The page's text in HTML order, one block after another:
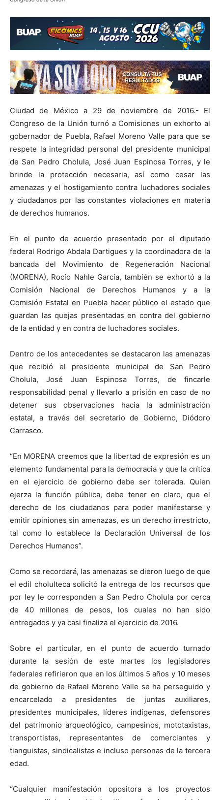
Ciudad de México a 29 de noviembre de 2016.- El
Congreso de la Unión turnó a Comisiones un exhorto al
gobernador de Puebla, Rafael Moreno Valle para que se
respete la integridad personal del presidente municipal
de San Pedro Cholula, José Juan Espinosa Torres, y le
brinde la protección necesaria, así como cesar las
amenazas y el hostigamiento contra luchadores sociales
y ciudadanos por las constantes violaciones en materia
de derechos humanos.
En el punto de acuerdo presentado por el diputado
federal Rodrigo Abdala Dartigues y la coordinadora de la
bancada del Movimiento de Regeneración Nacional
(MORENA), Rocío Nahle García, también se exhortó a la
Comisión Nacional de Derechos Humanos y a la
Comisión Estatal en Puebla hacer público el estado que
guardan las quejas presentadas en contra del gobierno
de la entidad y en contra de luchadores sociales.
Dentro de los antecedentes se destacaron las amenazas
que recibió el presidente municipal de San Pedro
Cholula, José Juan Espinosa Torres, de fincarle
responsabilidad penal y llevarlo a prisión en caso de no
detener sus observaciones hacia la administración
estatal, a través del secretario de Gobierno, Diódoro
Carrasco.
“En MORENA creemos que la libertad de expresión es un
elemento fundamental para la democracia y que la crítica
en el ejercicio de gobierno debe ser tolerada. Quien
ejerza la función pública, debe tener en claro, que el
derecho de los ciudadanos para poder manifestarse y
emitir opiniones sin amenazas, es un derecho irrestricto,
tal como lo establece la Declaración Universal de los
Derechos Humanos”.
Como se recordará, las amenazas se dieron luego de que
el edil cholulteca solicitó la entrega de los recursos que
por ley le corresponden a San Pedro Cholula por cerca
de 40 millones de pesos, los cuales no han sido
entregados y ya casi finaliza el ejercicio de 2016.
Sobre el particular, en el punto de acuerdo turnado
durante la sesión de este martes los legisladores
federales refirieron que en los últimos 5 años y 10 meses
de gobierno de Rafael Moreno Valle se ha perseguido y
encarcelado a presidentes de juntas auxiliares,
presidentes municipales, líderes indígenas, defensores
del patrimonio arqueológico, campesinos, mototaxistas,
transportistas, representantes de comerciantes y
tianguistas, sindicalistas e incluso personas de la tercera
edad.
“Cualquier manifestación opositora a los proyectos